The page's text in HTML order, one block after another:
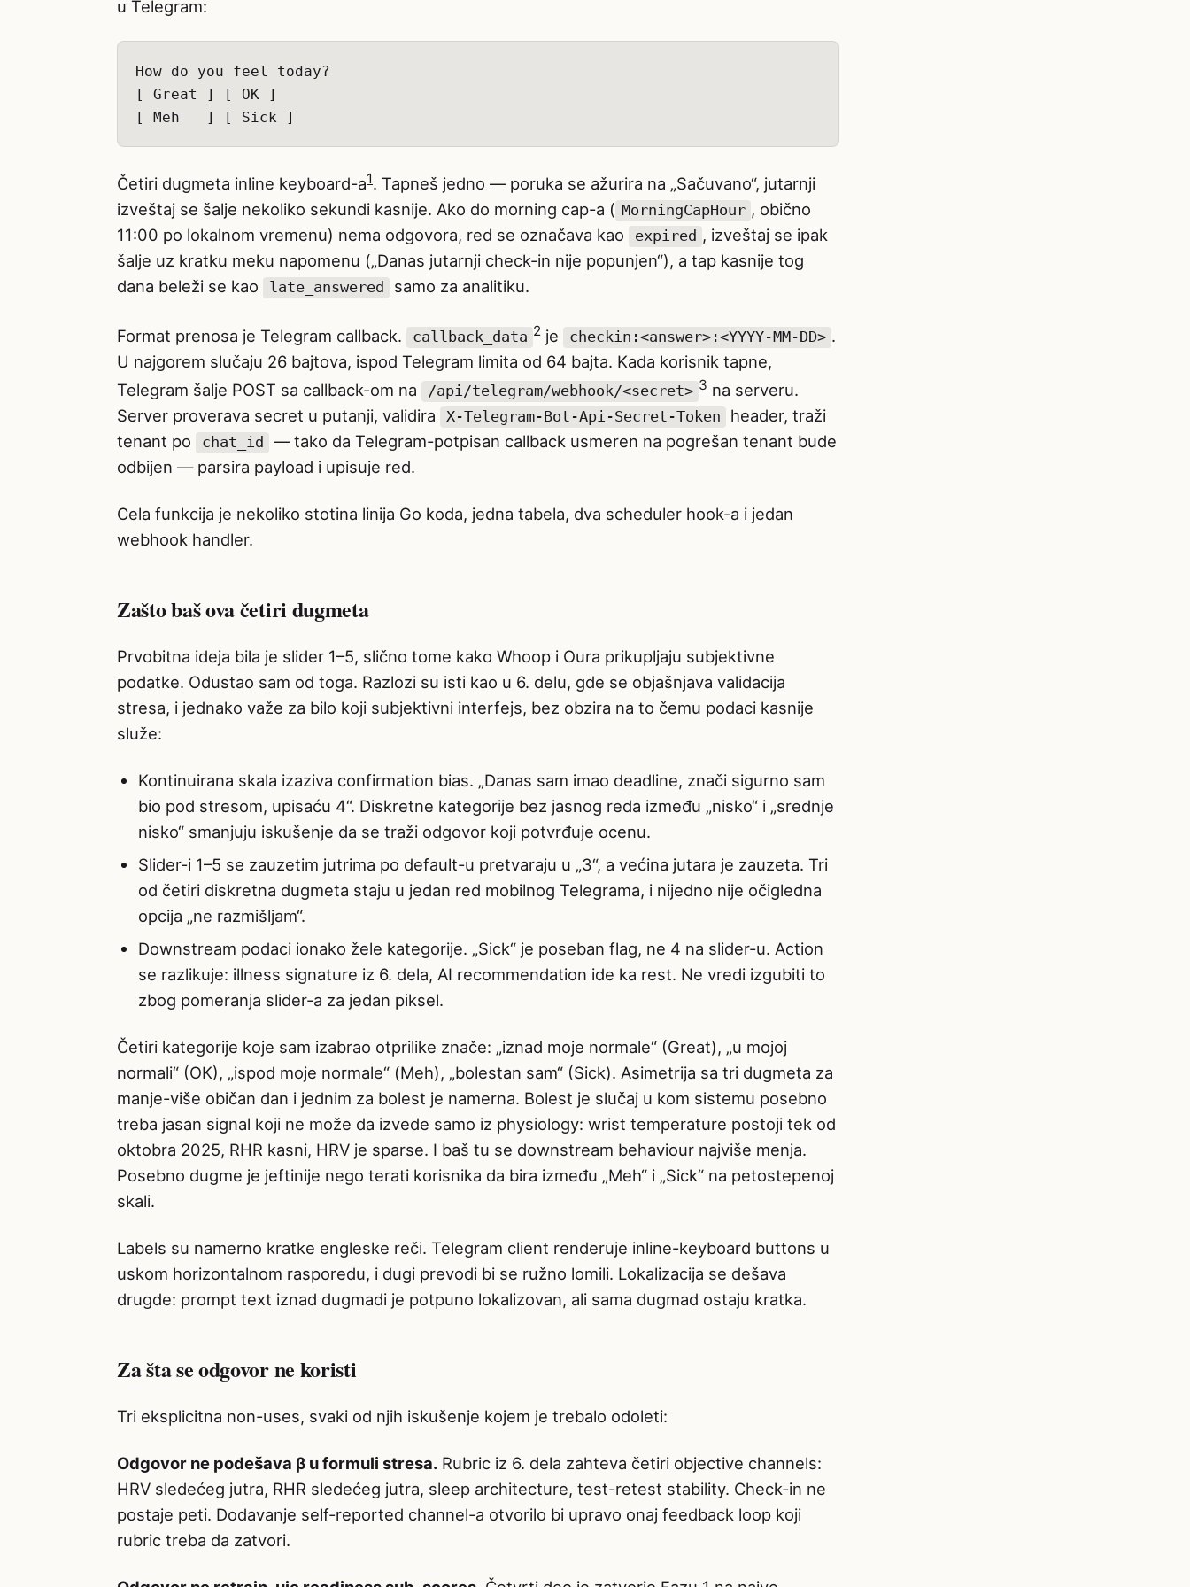
u Telegram:
Četiri dugmeta inline keyboard-a1. Tapneš jedno — poruka se ažurira na „Sačuvano“, jutarnji
izveštaj se šalje nekoliko sekundi kasnije. Ako do morning cap-a ( MorningCapHour , obično
11:00 po lokalnom vremenu) nema odgovora, red se označava kao
expired , izveštaj se ipak
šalje uz kratku meku napomenu („Danas jutarnji check-in nije popunjen“), a tap kasnije tog
dana beleži se kao
late_answered samo za analitiku.
Format prenosa je Telegram callback. callback_data 2je checkin:<answer>:<YYYY-MM-DD> .
U najgorem slučaju 26 bajtova, ispod Telegram limita od 64 bajta. Kada korisnik tapne,
Telegram šalje POST sa callback-om na
/api/telegram/webhook/<secret> 3na serveru.
Server proverava secret u putanji, validira
X-Telegram-Bot-Api-Secret-Token
header, traži
tenant po
chat_id
— tako da Telegram-potpisan callback usmeren na pogrešan tenant bude
odbijen — parsira payload i upisuje red.
Cela funkcija je nekoliko stotina linija Go koda, jedna tabela, dva scheduler hook-a i jedan
webhook handler.
Zašto baš ova četiri dugmeta
Prvobitna ideja bila je slider 1–5, slično tome kako Whoop i Oura prikupljaju subjektivne
podatke. Odustao sam od toga. Razlozi su isti kao u 6. delu, gde se objašnjava validacija
stresa, i jednako važe za bilo koji subjektivni interfejs, bez obzira na to čemu podaci kasnije
služe:
Kontinuirana skala izaziva confirmation bias. „Danas sam imao deadline, znači sigurno sam
bio pod stresom, upisaću 4“. Diskretne kategorije bez jasnog reda između „nisko“ i „srednje
nisko“ smanjuju iskušenje da se traži odgovor koji potvrđuje ocenu.
Slider-i 1–5 se zauzetim jutrima po default-u pretvaraju u „3“, a većina jutara je zauzeta. Tri
od četiri diskretna dugmeta staju u jedan red mobilnog Telegrama, i nijedno nije očigledna
opcija „ne razmišljam“.
Downstream podaci ionako žele kategorije. „Sick“ je poseban flag, ne 4 na slider-u. Action
se razlikuje: illness signature iz 6. dela, AI recommendation ide ka rest. Ne vredi izgubiti to
zbog pomeranja slider-a za jedan piksel.
Četiri kategorije koje sam izabrao otprilike znače: „iznad moje normale“ (Great), „u mojoj
normali“ (OK), „ispod moje normale“ (Meh), „bolestan sam“ (Sick). Asimetrija sa tri dugmeta za
manje-više običan dan i jednim za bolest je namerna. Bolest je slučaj u kom sistemu posebno
treba jasan signal koji ne može da izvede samo iz physiology: wrist temperature postoji tek od
oktobra 2025, RHR kasni, HRV je sparse. I baš tu se downstream behaviour najviše menja.
Posebno dugme je jeftinije nego terati korisnika da bira između „Meh“ i „Sick“ na petostepenoj
skali.
Labels su namerno kratke engleske reči. Telegram client renderuje inline-keyboard buttons u
uskom horizontalnom rasporedu, i dugi prevodi bi se ružno lomili. Lokalizacija se dešava
drugde: prompt text iznad dugmadi je potpuno lokalizovan, ali sama dugmad ostaju kratka.
Za šta se odgovor ne koristi
Tri eksplicitna non-uses, svaki od njih iskušenje kojem je trebalo odoleti:
Odgovor ne podešava β u formuli stresa. Rubric iz 6. dela zahteva četiri objective channels:
HRV sledećeg jutra, RHR sledećeg jutra, sleep architecture, test-retest stability. Check-in ne
postaje peti. Dodavanje self-reported channel-a otvorilo bi upravo onaj feedback loop koji
rubric treba da zatvori.